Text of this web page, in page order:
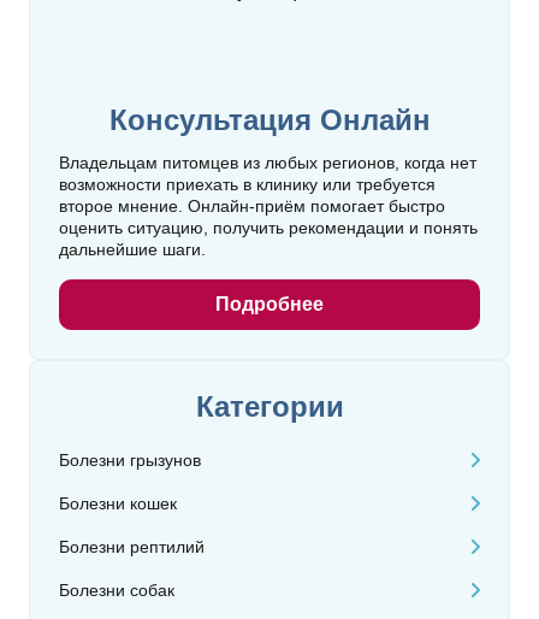
Консультация Онлайн
Владельцам питомцев из любых регионов, когда нет
возможности приехать в клинику или требуется
второе мнение. Онлайн‑приём помогает быстро
оценить ситуацию, получить рекомендации и понять
дальнейшие шаги.
Подробнее
Категории
Болезни грызунов
Болезни кошек
Болезни рептилий
Болезни собак